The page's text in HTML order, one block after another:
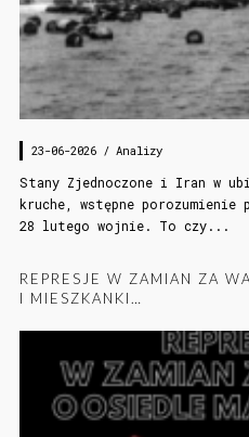
23-06-2026 / Analizy
Stany Zjednoczone i Iran w
kruche, wstępne
28 lutego wojnie. To czy...
REPRESJE W ZAMIAN ZA
I MIESZKANKI…